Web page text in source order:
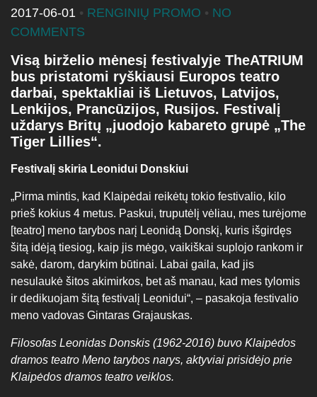
2017-06-01 • RENGINIŲ PROMO • NO
COMMENTS
Visą birželio mėnesį festivalyje TheATRIUM
bus pristatomi ryškiausi Europos teatro
darbai, spektakliai iš Lietuvos, Latvijos,
Lenkijos, Prancūzijos, Rusijos. Festivalį
uždarys Britų „juodojo kabareto grupė „The
Tiger Lillies“.
Festivalį skiria Leonidui Donskiui
„Pirma mintis, kad Klaipėdai reikėtų tokio festivalio, kilo
prieš kokius 4 metus. Paskui, truputėlį vėliau, mes turėjome
[teatro] meno tarybos narį Leonidą Donskį, kuris išgirdęs
šitą idėją tiesiog, kaip jis mėgo, vaikiškai suplojo rankom ir
sakė, darom, darykim būtinai. Labai gaila, kad jis
nesulaukė šitos akimirkos, bet aš manau, kad mes tylomis
ir dedikuojam šitą festivalį Leonidui“, – pasakoja festivalio
meno vadovas Gintaras Grajauskas.
Filosofas Leonidas Donskis (1962-2016) buvo Klaipėdos
dramos teatro Meno tarybos narys, aktyviai prisidėjo prie
Klaipėdos dramos teatro veiklos.